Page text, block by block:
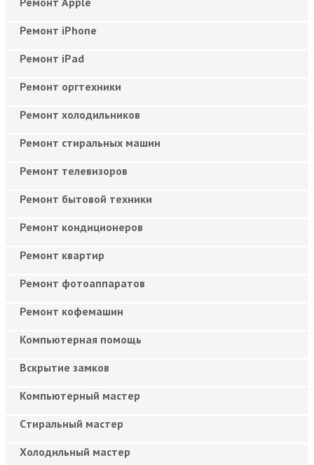
Ремонт iPhone
Ремонт iPad
Ремонт оргтехники
Ремонт холодильников
Ремонт стиральных машин
Ремонт телевизоров
Ремонт бытовой техники
Ремонт кондиционеров
Ремонт квартир
Ремонт фотоаппаратов
Ремонт кофемашин
Компьютерная помощь
Вскрытие замков
Компьютерный мастер
Cтиральный мастер
Холодильный мастер